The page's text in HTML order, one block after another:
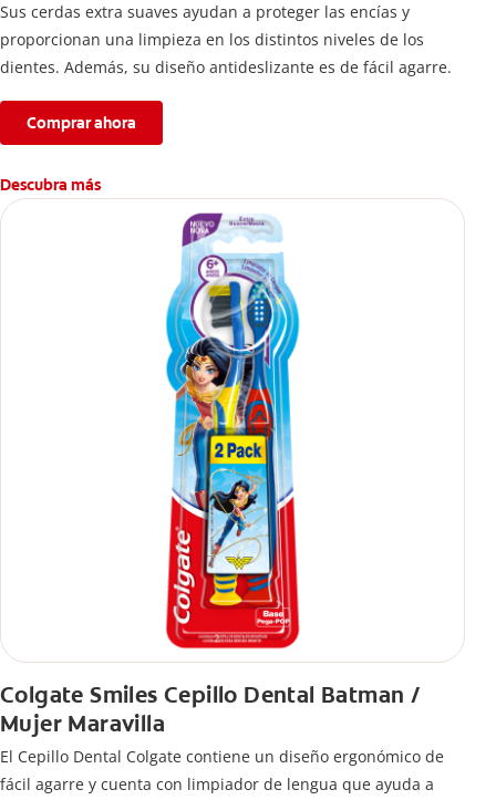
Sus cerdas extra suaves ayudan a proteger las encías y
proporcionan una limpieza en los distintos niveles de los
dientes. Además, su diseño antideslizante es de fácil agarre.
Comprar ahora
Descubra más
Colgate Smiles Cepillo Dental Batman /
Mujer Maravilla
El Cepillo Dental Colgate contiene un diseño ergonómico de
fácil agarre y cuenta con limpiador de lengua que ayuda a